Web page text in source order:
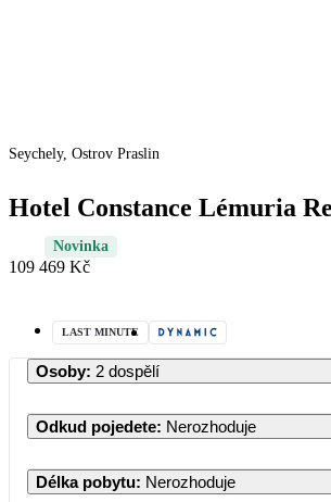
Seychely, Ostrov Praslin
Hotel Constance Lémuria
Novinka
109 469 Kč
LAST MINUTE
Osoby: 2 dospělí
Odkud pojedete: Nerozhoduje
Délka pobytu: Nerozhoduje